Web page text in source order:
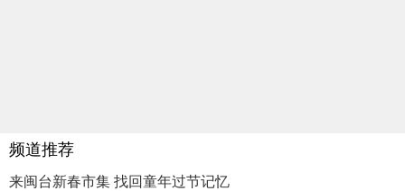
频道推荐
来闽台新春市集 找回童年过节记忆